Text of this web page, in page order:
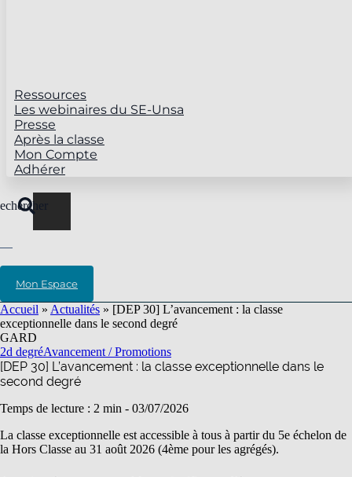
Ressources
Les webinaires du SE-Unsa
Presse
Après la classe
Mon Compte
Adhérer
Mon Espace
Accueil » Actualités » [DEP 30] L’avancement : la classe
exceptionnelle dans le second degré
GARD
2d degréAvancement / Promotions
[DEP 30] L’avancement : la classe exceptionnelle dans le
second degré
Temps de lecture : 2 min - 03/07/2026
La classe exceptionnelle est accessible à tous à partir du 5e échelon de
la Hors Classe au 31 août 2026 (4ème pour les agrégés).